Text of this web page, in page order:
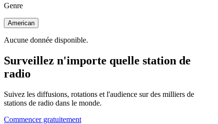
Genre
American
Aucune donnée disponible.
Surveillez n'importe quelle station de
radio
Suivez les diffusions, rotations et l'audience sur des milliers de
stations de radio dans le monde.
Commencer gratuitement